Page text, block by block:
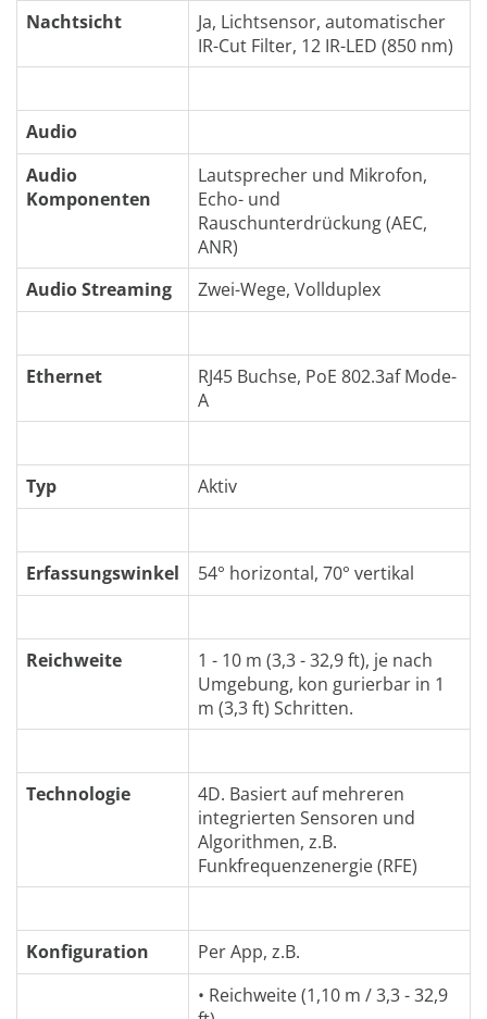
Nachtsicht
Ja, Lichtsensor, automatischer
IR-Cut Filter, 12 IR-LED (850 nm)
Audio
Audio
Komponenten
Lautsprecher und Mikrofon,
Echo- und
Rauschunterdrückung (AEC,
ANR)
Audio Streaming
Zwei-Wege, Vollduplex
Ethernet
RJ45 Buchse, PoE 802.3af Mode-
A
Typ Aktiv
Erfassungswinkel 54° horizontal, 70° vertikal
Reichweite
1 - 10 m (3,3 - 32,9 ft), je nach
Umgebung, kon gurierbar in 1
m (3,3 ft) Schritten.
Technologie
4D. Basiert auf mehreren
integrierten Sensoren und
Algorithmen, z.B.
Funkfrequenzenergie (RFE)
Konfiguration
Per App, z.B.
• Reichweite (1,10 m / 3,3 - 32,9